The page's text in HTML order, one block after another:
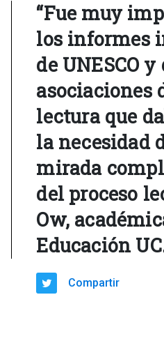
“Fue muy
los informes
de UNESCO y
asociaciones
lectura que
la necesidad
mirada
del proceso
Ow,
Educación
Compartir